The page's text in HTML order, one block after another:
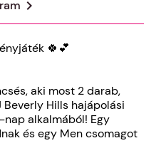
chevron_right
🍀💕
aki most 2 darab,
Hills hajápolási
alkalmából! Egy
és egy Men csomagot